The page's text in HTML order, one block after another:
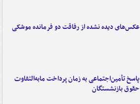
عکس‌های دیده نشده از رفاقت دو فرمانده‌ موشکی
پاسخ تأمین‌اجتماعی به زمان پرداخت مابه‌التفاوت
حقوق بازنشستگان